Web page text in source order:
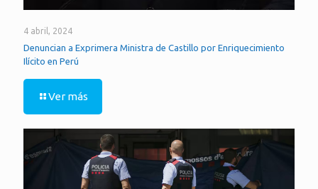
4 abril, 2024
Denuncian a Exprimera Ministra de Castillo por Enriquecimiento
Ilícito en Perú
Ver más